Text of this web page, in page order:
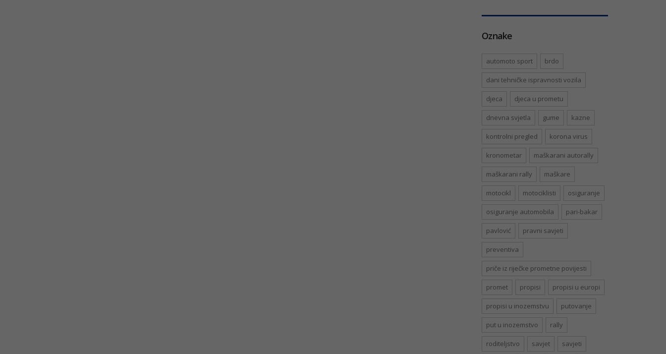
Oznake
automoto sport brdo
dani tehničke ispravnosti vozila
djeca djeca u prometu
dnevna svjetla gume kazne
kontrolni pregled korona virus
kronometar maškarani autorally
maškarani rally maškare
motocikl motociklisti osiguranje
osiguranje automobila pari-bakar
pavlović pravni savjeti
preventiva
priče iz riječke prometne povijesti
promet propisi propisi u europi
propisi u inozemstvu putovanje
put u inozemstvo rally
roditeljstvo savjet savjeti